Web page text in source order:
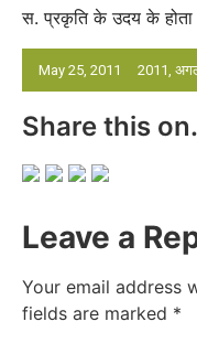
May 25, 2011 2011,
स. प्रकृति के उदय के होता
Share this
Leave a
Your email address
fields are marked *